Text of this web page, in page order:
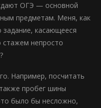
ОГЭ — основной
предметам. Меня, как
задание, касающееся
стажем непросто
Например, посчитать
пробег шины
было бы несложно,